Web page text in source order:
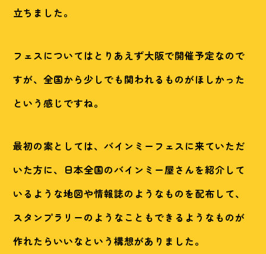
立ちました。
フェスについてはとりあえず大阪で開催予定なので
すが、全国から少しでも関われるものがほしかった
という感じですね。
最初の案としては、バインミーフェスに来ていただ
いた方に、日本全国のバインミー屋さんを紹介して
いるような地図や情報誌のようなものを配布して、
スタンプラリーのようなこともできるようなものが
作れたらいいなという構想がありました。